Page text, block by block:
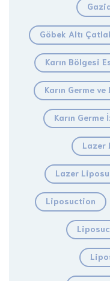
Göbek Altı
Karın Bölgesi
Karın Germe
Karın Germe
Lazer
Lazer
Liposuction